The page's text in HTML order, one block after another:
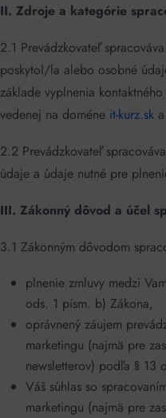
II. Zdroje a kategórie
2.1 Prevádzkovateľ
poskytol/la alebo osobné
základe vyplnenia
vedenej na doméne it-kurz.sk
2.2 Prevádzkovateľ
údaje a údaje nutné pre
III. Zákonný dôvod a účel
3.1 Zákonným dôvodom
plnenie zmluvy medzi
ods. 1 písm. b) Zákona,
oprávnený záujem
marketingu (najmä pre
newsletterov) podľa § 13
Váš súhlas so
marketingu (najmä pre